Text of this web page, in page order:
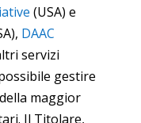
(USA) e
DAAC
servizi
gestire
maggior
Il Titolare,